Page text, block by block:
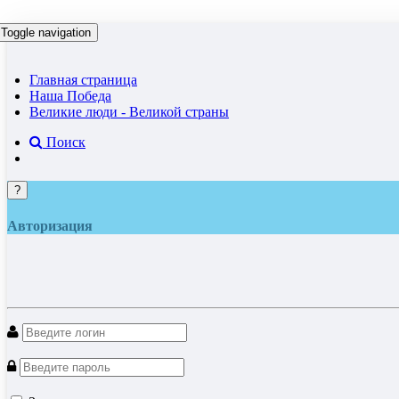
Toggle navigation
Главная страница
Наша Победа
Великие люди - Великой страны
Поиск
?
Авторизация